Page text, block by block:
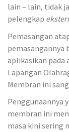
lain – lain, tidak
pelengkap
Pemasangan
pemasangannya
aplikasikan pada
Lapangan
Membran ini
Penggunaannya
membran ini
masa kini sering